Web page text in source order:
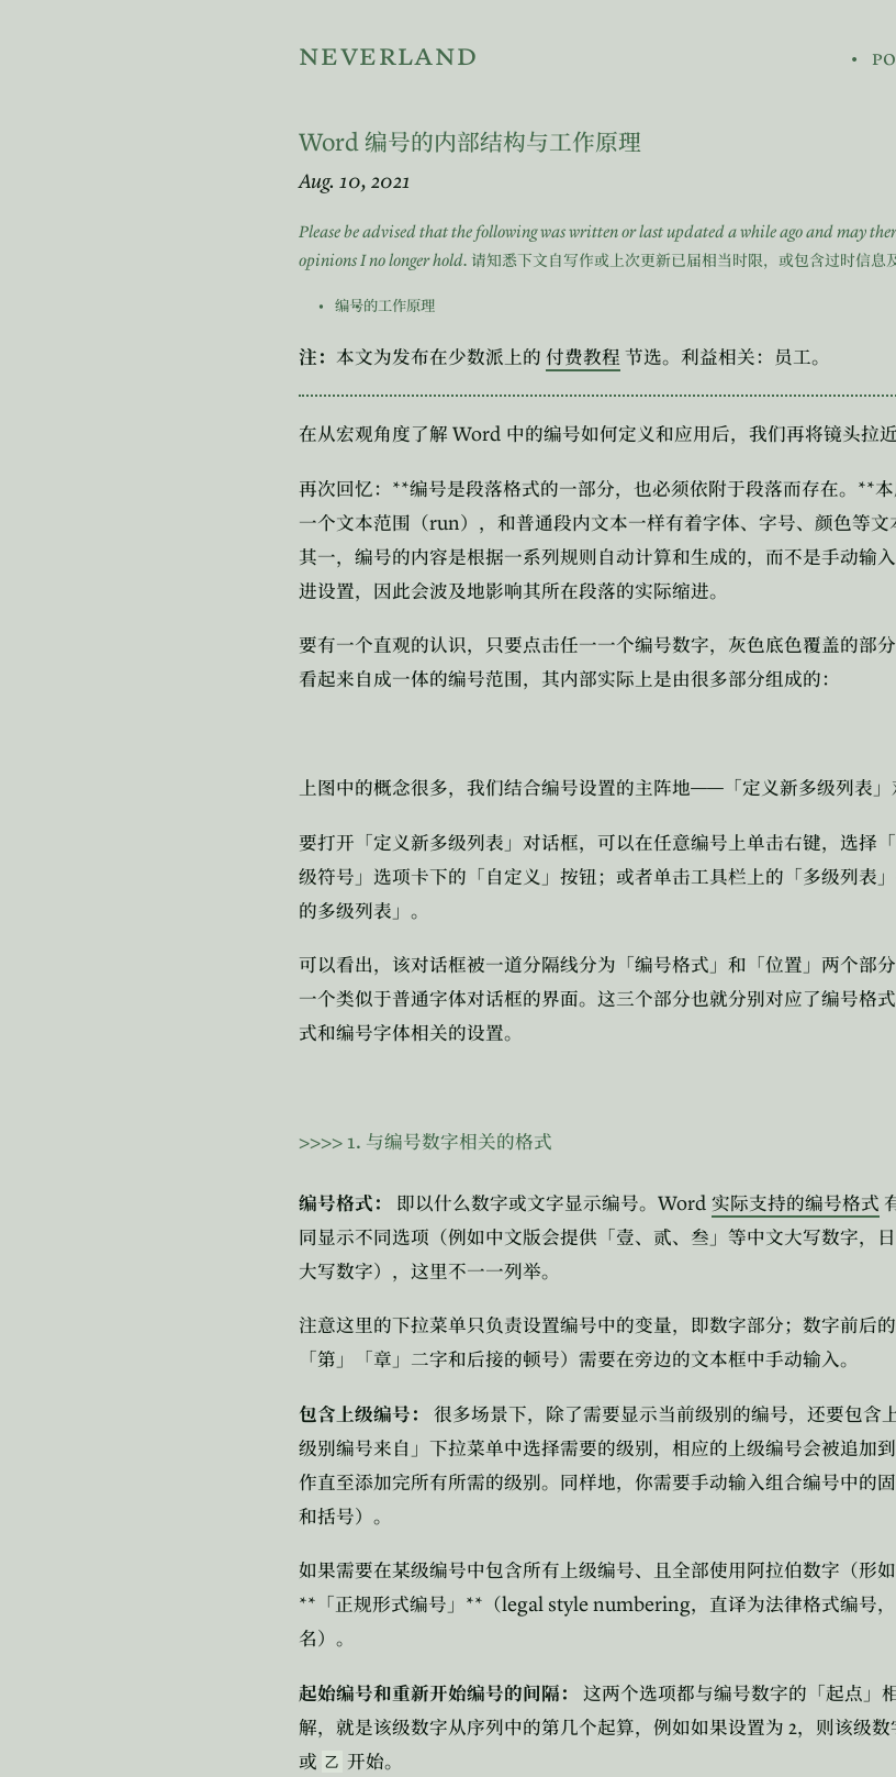
neverland
Word编号的内部结构与工作原理
Aug. 10, 2021
Please be advised that the following was written or last updated a while ago and may
opinions I no longer hold. 请知悉下文自写作或上次更新已届相当时限，或包含过时信息
编号的工作原理
注： 本文为发布在少数派上的 付费教程 节选。利益相关：员工。
在从宏观角度了解 Word 中的编号如何定义和应用后，我们再将镜头拉
再次回忆： **编号是段落格式的一部分，也必须依附于段落而存在。 **
一个文本范围（run），和普通段内文本一样有着字体、字号、颜色等文
其一，编号的内容是根据一系列规则自动计算和生成的，而不是手动输
进设置，因此会波及地影响其所在段落的实际缩进。
要有一个直观的认识，只要点击任一一个编号数字，灰色底色覆盖的部
看起来自成一体的编号范围，其内部实际上是由很多部分组成的：
上图中的概念很多，我们结合编号设置的主阵地—— 「定义新多级列表
要打开「定义新多级列表」对话框，可以在任意编号上单击右键，选择
级符号」选项卡下的「自定义」按钮；或者单击工具栏上的「多级列表
的多级列表」。
可以看出，该对话框被一道分隔线分为「编号格式」和「位置」两个部
一个类似于普通字体对话框的界面。这三个部分也就分别对应了编号格
式和编号字体相关的设置。
>>>> 1. 与编号数字相关的格式
编号格式： 即以什么数字或文字显示编号。 Word 实际支持的编号格式
同显示不同选项（例如中文版会提供「壹、贰、叁」等中文大写数字，
大写数字），这里不一一列举。
注意这里的下拉菜单只负责设置编号中的变量，即数字部分；数字前后
「第」「章」二字和后接的顿号）需要在旁边的文本框中手动输入。
包含上级编号：
很多场景下，除了需要显示当前级别的编号，还要包含
级别编号来自」下拉菜单中选择需要的级别，相应的上级编号会被追加
作直至添加完所有所需的级别。同样地，你需要手动输入组合编号中的
和括号）。
如果需要在某级编号中包含所有上级编号、且全部使用阿拉伯数字（形如
** 「正规形式编号」 ** （legal style numbering，直译为法律格式编号
名）。
起始编号和重新开始编号的间隔：
这两个选项都与编号数字的「起点」
解，就是该级数字从序列中的第几个起算，例如如果设置为 2，则该级
或 乙 开始。